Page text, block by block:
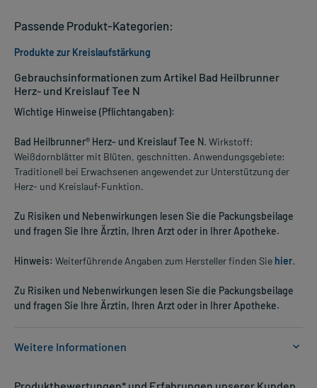
Gebrauchsinformationen zum Artikel Bad Heilbrunner
Herz- und Kreislauf Tee N
Wichtige Hinweise (Pflichtangaben):
Bad Heilbrunner® Herz- und Kreislauf Tee N. Wirkstoff:
Weißdornblätter mit Blüten, geschnitten. Anwendungsgebiete:
Traditionell bei Erwachsenen angewendet zur Unterstützung der
Herz- und Kreislauf-Funktion.
Zu Risiken und Nebenwirkungen lesen Sie die Packungsbeilage
und fragen Sie Ihre Ärztin, Ihren Arzt oder in Ihrer Apotheke.
Hinweis: Weiterführende Angaben zum Hersteller finden Sie hier.
Zu Risiken und Nebenwirkungen lesen Sie die Packungsbeilage
und fragen Sie Ihre Ärztin, Ihren Arzt oder in Ihrer Apotheke.
Weitere Informationen
Passende Produkt-Kategorien:
Produkte zur Kreislaufstärkung